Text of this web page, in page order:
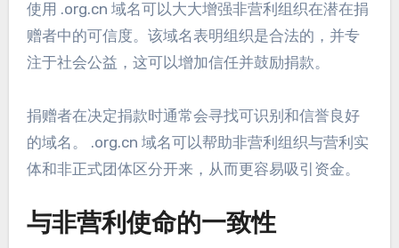
使用 .org.cn 域名可以大大增强非营利组织在潜在捐
赠者中的可信度。该域名表明组织是合法的，并专
注于社会公益，这可以增加信任并鼓励捐款。
捐赠者在决定捐款时通常会寻找可识别和信誉良好
的域名。 .org.cn 域名可以帮助非营利组织与营利实
体和非正式团体区分开来，从而更容易吸引资金。
与非营利使命的一致性